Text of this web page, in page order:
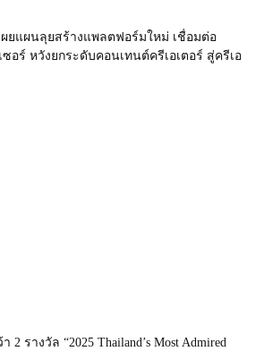
ผยแผนลุยสร้างแพลตฟอร์มใหม่ เชื่อมต่อ
อร์ หวังยกระดับคอนเทนต์ครีเอเตอร์ สู่ครีเอ
2 รางวัล “2025 Thailand’s Most Admired